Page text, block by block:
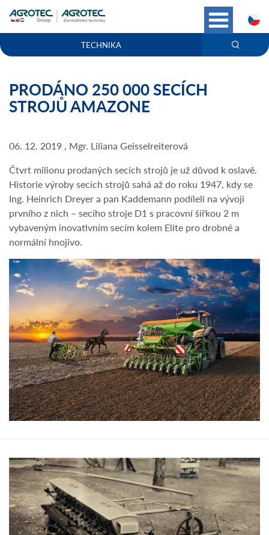
TECHNIKA
PRODÁNO 250 000 SECÍCH
STROJŮ AMAZONE
06. 12. 2019 , Mgr. Liliana Geisselreiterová
Čtvrt milionu prodaných secích strojů je už důvod k oslavě.
Historie výroby secích strojů sahá až do roku 1947, kdy se
Ing. Heinrich Dreyer a pan Kaddemann podíleli na vývoji
prvního z nich – secího stroje D1 s pracovní šířkou 2 m
vybaveným inovativním secím kolem Elite pro drobné a
normální hnojivo.